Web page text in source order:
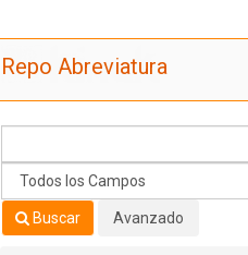
Repo Abreviatura
Buscar Avanzado